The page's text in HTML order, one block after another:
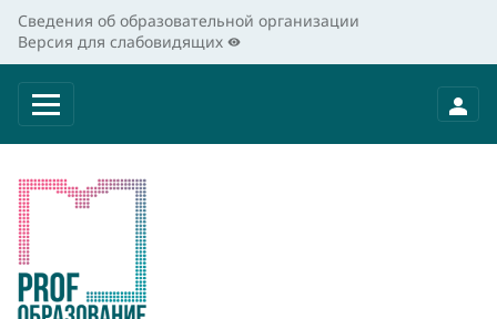
Сведения об образовательной организации
Версия для слабовидящих